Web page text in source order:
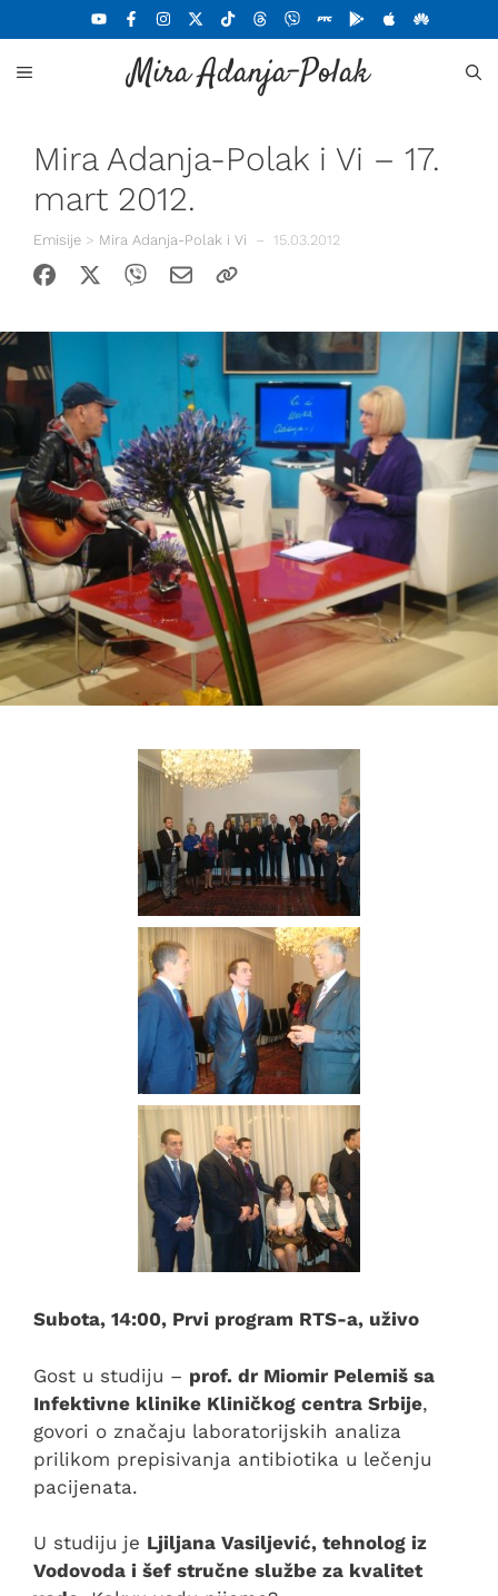
na
sadržaj
Mira Adanja-Polak
MENU
Mira Adanja-Polak i Vi – 17.
mart 2012.
Emisije > Mira Adanja-Polak i Vi – 15.03.2012
Subota, 14:00, Prvi program RTS-a, uživo
Gost u studiju – prof. dr Miomir Pelemiš sa
Infektivne klinike Kliničkog centra Srbije,
govori o značaju laboratorijskih analiza
prilikom prepisivanja antibiotika u lečenju
pacijenata.
U studiju je Ljiljana Vasiljević, tehnolog iz
Vodovoda i šef stručne službe za kvalitet